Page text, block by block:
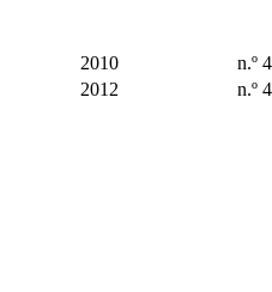
2010 n.º
2012 n.º